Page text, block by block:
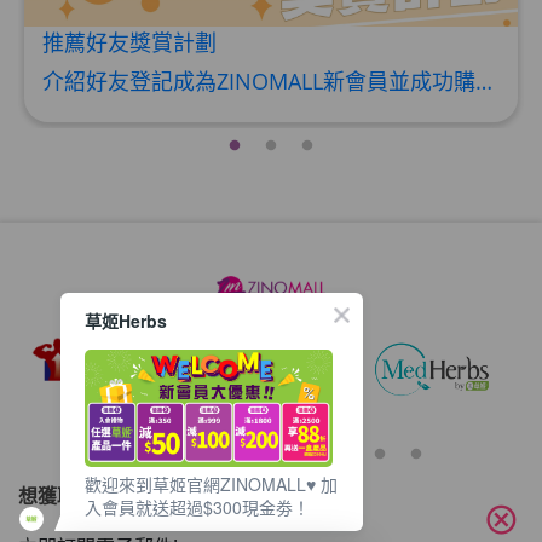
推薦好友獎賞計劃
介紹好友登記成為ZINOMALL新會員並成功購物，您即可獲得$50Mall Dollar現金回贈，你的好友亦可同時獲得$50Mall Dollar現金回贈。 **舊會員必須完成首張訂單才可開通邀請好友獎賞計劃** 1. 舊會員可於 我的帳戶>>>邀請好友獎賞 中找到 好友推薦碼 (紅圈位置) 2. 會員可複製好友推薦碼並透過 Whatsapp / Facebook / Email分享給自己好友。推薦好友次數不限，介紹愈多新朋友，可獲得愈多Mall Dollar現金回贈。 3. 好友
想獲取最新的優惠資訊？
cancel
草姬Herbs
歡迎來到草姬官網ZINOMALL♥️ 加
入會員就送超過$300現金劵！